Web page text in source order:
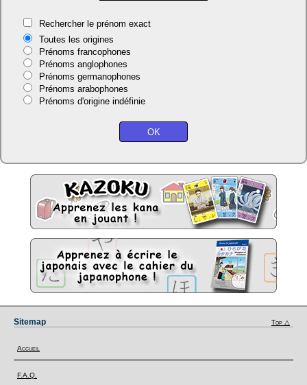
Rechercher le prénom exact
Toutes les origines
Prénoms francophones
Prénoms anglophones
Prénoms germanophones
Prénoms arabophones
Prénoms d'origine indéfinie
Sitemap Top △
Accueil
F.A.Q.